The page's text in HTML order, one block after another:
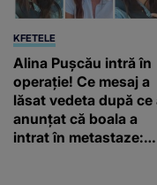
KFETELE
Alina Pușcău intră în
operație! Ce mesaj a
lăsat vedeta după ce
anunțat că boala a
intrat în metastaze: